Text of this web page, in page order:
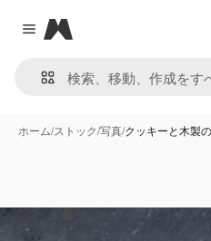
Close menu
Magnific
ホーム/ストック/写真/クッキーと木製